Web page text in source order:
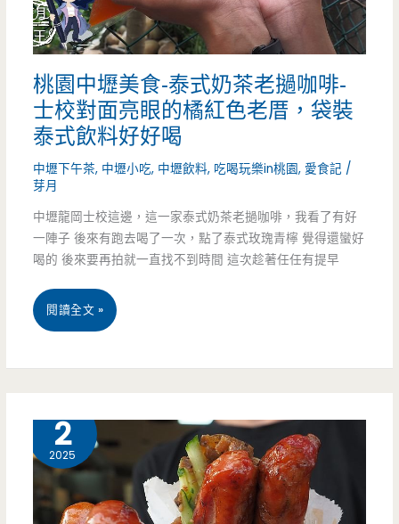
腸
麵
超
好
吃！！
桃園中壢美食-泰式奶茶老撾咖啡-
士校對面亮眼的橘紅色老厝，袋裝
泰式飲料好好喝
中壢下午茶, 中壢小吃, 中壢飲料, 吃喝玩樂in桃園, 愛食記 /
芽月
中壢龍岡士校這邊，這一家泰式奶茶老撾咖啡，我看了有好
一陣子 後來有跑去喝了一次，點了泰式玫瑰青檸 覺得還蠻好
喝的 後來要再拍就一直找不到時間 這次趁著任任有提早
桃
美
食-
泰
閱讀全文 »
2
2025